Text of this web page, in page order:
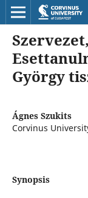
György
Ágnes Szukits
Corvinus
Synopsis